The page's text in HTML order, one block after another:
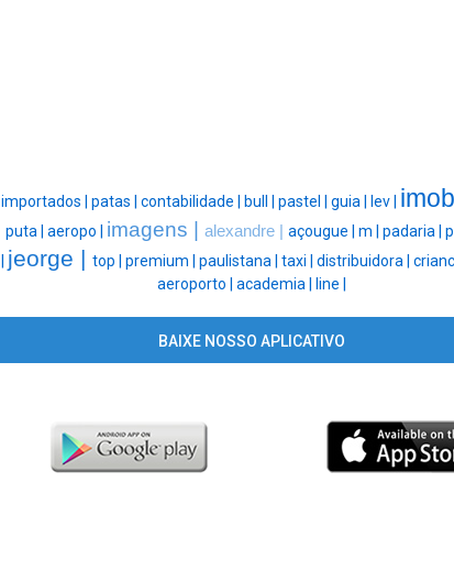
importados | patas | contabilidade | bull | pastel | guia | lev |
puta | aeropo | imagens | alexandre | açougue | m | padaria |
jeorge | top | premium | paulistana | taxi | distribuidora |
aeroporto | academia | line |
BAIXE NOSSO APLICATIVO